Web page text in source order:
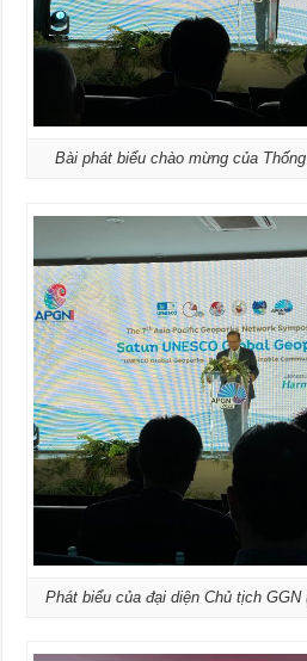
Bài phát biểu chào mừng của
Phát biểu của đại diện Chủ tịch